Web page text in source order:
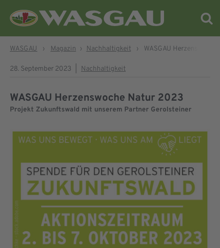
WASGAU › Magazin › Nachhaltigkeit › WASGAU
28. September 2023 Nachhaltigkeit
WASGAU Herzenswoche Natur 2023
Projekt Zukunftswald mit unserem Partner Gerolsteiner